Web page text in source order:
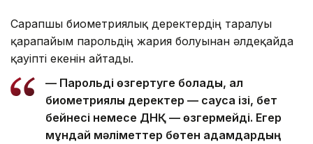
Сарапшы биометриялық деректердің таралуы
қарапайым парольдің жария болуынан әлдеқайда
қауіпті екенін айтады.
— Парольді өзгертуге болады, ал
биометриялық деректер — саусақ ізі, бет
бейнесі немесе ДНҚ — өзгермейді. Егер
мұндай мәліметтер бөтен адамдардың